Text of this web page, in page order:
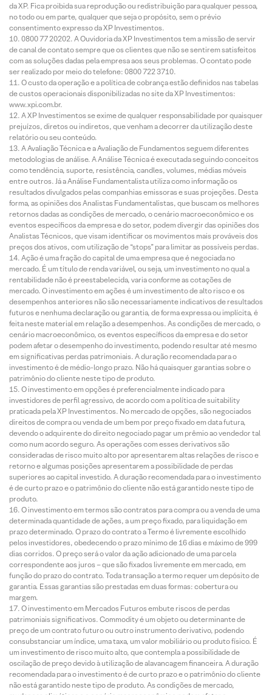
da XP. Fica proibida sua reprodução ou redistribuição para qualquer pessoa,
no todo ou em parte, qualquer que seja o propósito, sem o prévio
consentimento expresso da XP Investimentos.
0800 77 20202. A Ouvidoria da XP Investimentos tem a missão de servir
de canal de contato sempre que os clientes que não se sentirem satisfeitos
com as soluções dadas pela empresa aos seus problemas. O contato pode
ser realizado por meio do telefone: 0800 722 3710.
O custo da operação e a política de cobrança estão definidos nas tabelas
de custos operacionais disponibilizadas no site da XP Investimentos:
www.xpi.com.br.
A XP Investimentos se exime de qualquer responsabilidade por quaisquer
prejuízos, diretos ou indiretos, que venham a decorrer da utilização deste
relatório ou seu conteúdo.
A Avaliação Técnica e a Avaliação de Fundamentos seguem diferentes
metodologias de análise. A Análise Técnica é executada seguindo conceitos
como tendência, suporte, resistência, candles, volumes, médias móveis
entre outros. Já a Análise Fundamentalista utiliza como informação os
resultados divulgados pelas companhias emissoras e suas projeções. Desta
forma, as opiniões dos Analistas Fundamentalistas, que buscam os melhores
retornos dadas as condições de mercado, o cenário macroeconômico e os
eventos específicos da empresa e do setor, podem divergir das opiniões dos
Analistas Técnicos, que visam identificar os movimentos mais prováveis dos
preços dos ativos, com utilização de “stops” para limitar as possíveis perdas.
Ação é uma fração do capital de uma empresa que é negociada no
mercado. É um título de renda variável, ou seja, um investimento no qual a
rentabilidade não é preestabelecida, varia conforme as cotações de
mercado. O investimento em ações é um investimento de alto risco e os
desempenhos anteriores não são necessariamente indicativos de resultados
futuros e nenhuma declaração ou garantia, de forma expressa ou implícita, é
feita neste material em relação a desempenhos. As condições de mercado, o
cenário macroeconômico, os eventos específicos da empresa e do setor
podem afetar o desempenho do investimento, podendo resultar até mesmo
em significativas perdas patrimoniais. A duração recomendada para o
investimento é de médio-longo prazo. Não há quaisquer garantias sobre o
patrimônio do cliente neste tipo de produto.
O investimento em opções é preferencialmente indicado para
investidores de perfil agressivo, de acordo com a política de suitability
praticada pela XP Investimentos. No mercado de opções, são negociados
direitos de compra ou venda de um bem por preço fixado em data futura,
devendo o adquirente do direito negociado pagar um prêmio ao vendedor tal
como num acordo seguro. As operações com esses derivativos são
consideradas de risco muito alto por apresentarem altas relações de risco e
retorno e algumas posições apresentarem a possibilidade de perdas
superiores ao capital investido. A duração recomendada para o investimento
é de curto prazo e o patrimônio do cliente não está garantido neste tipo de
produto.
O investimento em termos são contratos para compra ou a venda de uma
determinada quantidade de ações, a um preço fixado, para liquidação em
prazo determinado. O prazo do contrato a Termo é livremente escolhido
pelos investidores, obedecendo o prazo mínimo de 16 dias e máximo de 999
dias corridos. O preço será o valor da ação adicionado de uma parcela
correspondente aos juros – que são fixados livremente em mercado, em
função do prazo do contrato. Toda transação a termo requer um depósito de
garantia. Essas garantias são prestadas em duas formas: cobertura ou
margem.
O investimento em Mercados Futuros embute riscos de perdas
patrimoniais significativos. Commodity é um objeto ou determinante de
preço de um contrato futuro ou outro instrumento derivativo, podendo
consubstanciar um índice, uma taxa, um valor mobiliário ou produto físico. É
um investimento de risco muito alto, que contempla a possibilidade de
oscilação de preço devido à utilização de alavancagem financeira. A duração
recomendada para o investimento é de curto prazo e o patrimônio do cliente
não está garantido neste tipo de produto. As condições de mercado,